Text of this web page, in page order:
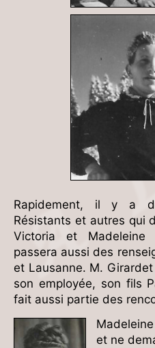
Rapidement, il y a
Résistants et autres qui
Victoria et Madeleine
passera aussi des
et Lausanne. M.
son employée, son fils
fait aussi partie des
et ne